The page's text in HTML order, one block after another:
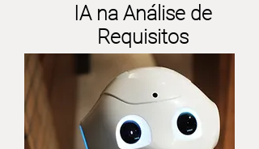
IA na Análise de
Requisitos